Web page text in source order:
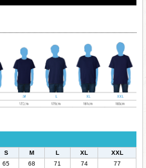
S M L XL
XXL
65 68 71 74
77